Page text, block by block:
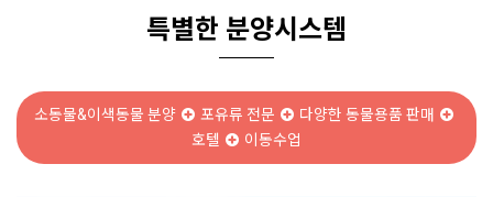
특별한 분양시스템
소동물&이색동물 분양 포유류 전문
다양한 동물용품 판매
호텔
이동수업